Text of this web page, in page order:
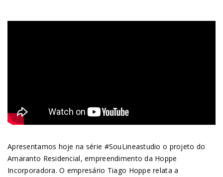
Apresentamos hoje na série #SouLineastudio o projeto do
Amaranto Residencial, empreendimento da Hoppe
Incorporadora. O empresário Tiago Hoppe relata a